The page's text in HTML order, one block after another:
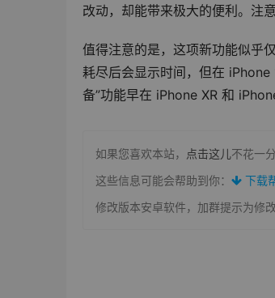
改动，却能带来极大的便利。注
值得注意的是，这项新功能似乎
耗尽后会显示时间，但在
备”功能早在 iPhone XR 和
如果您喜欢本站， 点击这儿不花一
这些信息可能会帮助到你：
下载
修改版本安卓软件，加群提示为修改